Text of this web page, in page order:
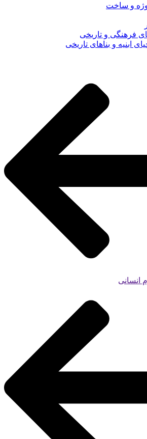
و ساخت
فرهنگی و تاریخی
ابنیه و بناهای تاریخی
انسانی